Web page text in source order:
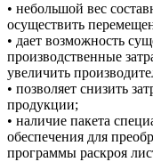
• небольшой вес
осуществить
• дает возможность
производственные
увеличить
• позволяет снизить
продукции;
• наличие пакета
обеспечения для
программы раскроя